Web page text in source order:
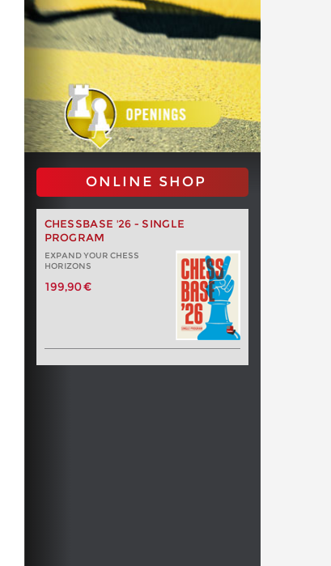
ONLINE SHOP
CHESSBASE '26 - SINGLE
PROGRAM
EXPAND YOUR CHESS
HORIZONS
199,90 €